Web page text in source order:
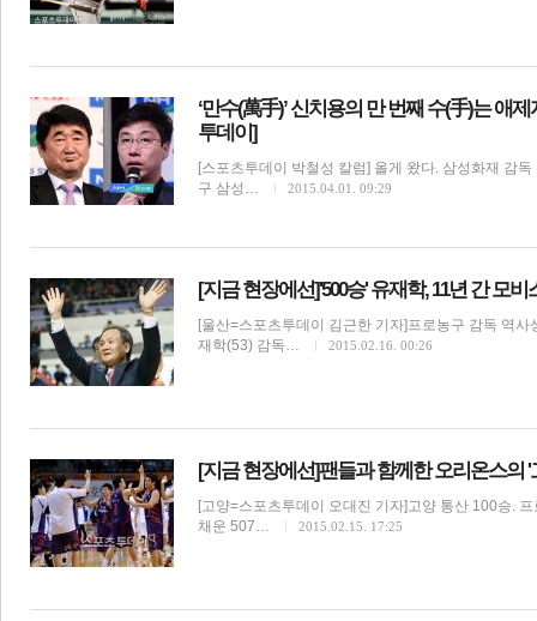
인
‘만수(萬手)’ 신치용의 만 번째 수(手)는 애
투데이]
[스포츠투데이 박철성 칼럼] 올게 왔다. 삼성화재 감
구 삼성…
2015.04.01. 09:29
[지금 현장에선]'500승' 유재학, 11년 간 모
[울산=스포츠투데이 김근한 기자]프로농구 감독 역
재학(53) 감독…
2015.02.16. 00:26
[지금 현장에선]팬들과 함께한 오리온스의 '
[고양=스포츠투데이 오대진 기자]고양 통산 100승.
채운 507…
2015.02.15. 17:25